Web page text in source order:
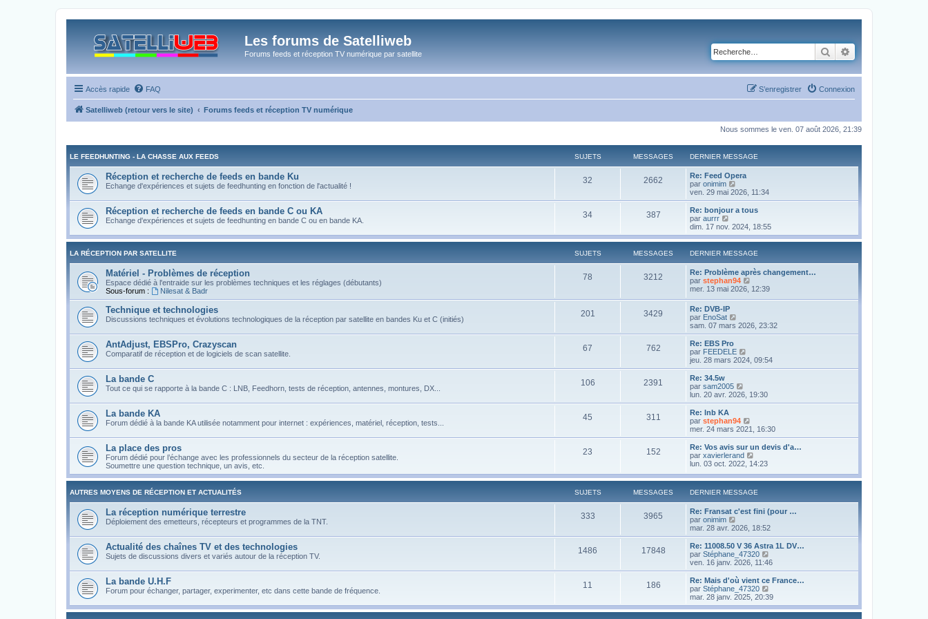
Les forums de Satelliweb
Forums feeds et réception TV numérique par satellite Rechercher
Accès rapide FAQ Connexion
S’enregistrer
Satelliweb (retour vers le site) Forums feeds et réception TV numérique
Nous sommes le ven. 07 août 2026, 21:39
LE FEEDHUNTING - LA CHASSE AUX FEEDS SUJETS MESSAGES DERNIER MESSAGE
Réception et recherche de feeds en bande Ku
Echange d'expériences et sujets de feedhunting en fonction de l'actualité !
32 2662
Re: Feed Opera
par onimim
o
i
r
e
e
r
n
i
e
r
m
e
a
g
ven. 29 mai 2026, 11:34
Réception et recherche de feeds en bande C ou KA
Echange d'expériences et sujets de feedhunting en bande C ou en bande KA.
34 387
Re: bonjour a tous
par aurrr
o
i
r
l
e
r
n
i
e
r
m
e
s
s
a
g
dim. 17 nov. 2024, 18:55
LA RÉCEPTION PAR SATELLITE SUJETS MESSAGES DERNIER MESSAGE
Matériel - Problèmes de réception
Espace dédié à l'entraide sur les problèmes techniques et les réglages (débutants)
Sous-forum :
Nilesat & Badr
78 3212
Re: Problème après changement…
par stephan94
o
e
d
e
i
e
e
s
g
e
mer. 13 mai 2026, 12:39
Technique et technologies
Discussions techniques et évolutions technologiques de la réception par satellite en bandes Ku et C (initiés)
201 3429
Re: DVB-IP
par EnoSat
o
i
e
r
n
i
m
e
s
s
a
g
e
sam. 07 mars 2026, 23:32
AntAdjust, EBSPro, Crazyscan
Comparatif de réception et de logiciels de scan satellite.
67 762
Re: EBS Pro
par FEEDELE
o
i
e
r
n
i
r
m
e
s
s
a
e
jeu. 28 mars 2024, 09:54
La bande C
Tout ce qui se rapporte à la bande C : LNB, Feedhorn, tests de réception, antennes, montures, DX...
106 2391
Re: 34.5w
par sam2005
o
i
l
e
r
n
i
e
m
e
s
a
g
e
lun. 20 avr. 2026, 19:30
La bande KA
Forum dédié à la bande KA utilisée notamment pour internet : expériences, matériel, réception, tests...
45 311
Re: lnb KA
par stephan94
o
i
r
l
e
e
n
i
e
m
e
s
s
g
e
mer. 24 mars 2021, 16:30
La place des pros
Forum dédié pour l’échange avec les professionnels du secteur de la réception satellite.
Soumettre une question technique, un avis, etc.
23 152
Re: Vos avis sur un devis d'a…
par xavierlerand
o
r
e
d
e
n
i
e
r
m
e
s
s
a
g
e
lun. 03 oct. 2022, 14:23
AUTRES MOYENS DE RÉCEPTION ET ACTUALITÉS SUJETS MESSAGES DERNIER MESSAGE
La réception numérique terrestre
Déploiement des emetteurs, récepteurs et programmes de la TNT.
333 3965
Re: Fransat c'est fini (pour …
par onimim
o
i
r
e
e
r
n
i
e
mar. 28 avr. 2026, 18:52
Actualité des chaînes TV et des technologies
Sujets de discussions divers et variés autour de la réception TV.
1486 17848
Re: 11008.50 V 36 Astra 1L DV…
par Stéphane_47320
o
i
r
e
e
ven. 16 janv. 2026, 11:46
La bande U.H.F
Forum pour échanger, partager, experimenter, etc dans cette bande de fréquence.
11 186
Re: Mais d'où vient ce France…
par Stéphane_47320
o
i
r
mar. 28 janv. 2025, 20:39